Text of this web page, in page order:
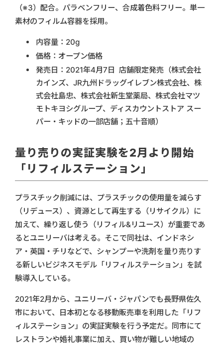
（※3）配合。パラベンフリー、合成着色料フリー。単一
素材のフィルム容器を採用。
内容量：20g
価格：オープン価格
発売日：2021年4月7日 店舗限定発売（株式会社
カインズ、JR九州ドラッグイレブン株式会社、株
式会社島忠、株式会社新生堂薬局、株式会社マツ
モトキヨシグループ、ディスカウントストア スー
パー・キッドの一部店舗；五十音順）
量り売りの実証実験を2月より開始
「リフィルステーション」
プラスチック削減には、プラスチックの使用量を減らす
（リデュース）、資源として再生する（リサイクル）に
加えて、繰り返し使う（リフィル&リユース）が重要であ
るとユニリーバは考える。そこで同社は、インドネシ
ア・英国・チリなどで、シャンプーや洗剤を量り売りす
る新しいビジネスモデル「リフィルステーション」を試
験導入している。
2021年2月から、ユニリーバ・ジャパンでも長野県佐久
市において、日本初となる移動販売車を利用した「リフ
ィルステーション」の実証実験を行う予定だ。同市にて
レストランや婚礼事業に加え、買い物が難しい地域の